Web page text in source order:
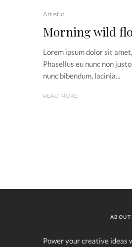
Artistic
Morning wild
Lorem ipsum dolor sit
Phasellus eu nunc non
nunc bibendum, lacinia...
READ MORE
ABOUT
Power your creative ideas